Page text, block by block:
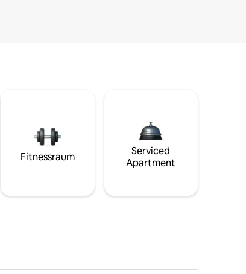
Fitnessraum
Serviced
Apartment